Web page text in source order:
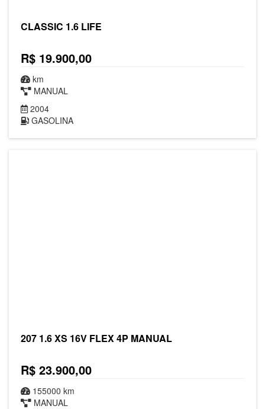
CLASSIC 1.6 LIFE
R$ 19.900,00
km
MANUAL
2004
GASOLINA
207 1.6 XS 16V FLEX 4P MANUAL
R$ 23.900,00
155000 km
MANUAL